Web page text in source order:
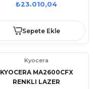
₺23.010,04
Sepete Ekle
Kyocera
KYOCERA MA2600CFX
RENKLI LAZER